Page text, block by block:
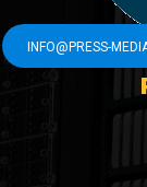
INFO@PRESS-